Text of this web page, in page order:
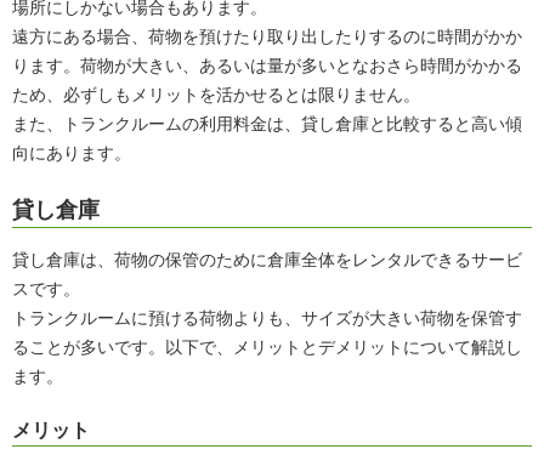
場所にしかない場合もあります。
遠方にある場合、荷物を預けたり取り出したりするのに時間がかか
ります。荷物が大きい、あるいは量が多いとなおさら時間がかかる
ため、必ずしもメリットを活かせるとは限りません。
また、トランクルームの利用料金は、貸し倉庫と比較すると高い傾
向にあります。
貸し倉庫
貸し倉庫は、荷物の保管のために倉庫全体をレンタルできるサービ
スです。
トランクルームに預ける荷物よりも、サイズが大きい荷物を保管す
ることが多いです。以下で、メリットとデメリットについて解説し
ます。
メリット